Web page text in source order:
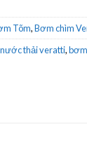
Tõm,Bơm chìm
thải veratti,